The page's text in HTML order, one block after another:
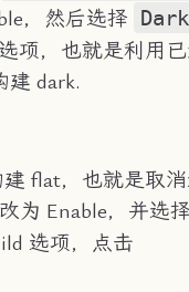
，然后选择 Dark
项，也就是利用
建 dark.
flat，也就是取
为 Enable，并选
选项，点击